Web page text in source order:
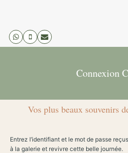
Connexion
Vos plus beaux souvenirs
Entrez l’identifiant et le mot de passe
à la galerie et revivre cette belle journée.